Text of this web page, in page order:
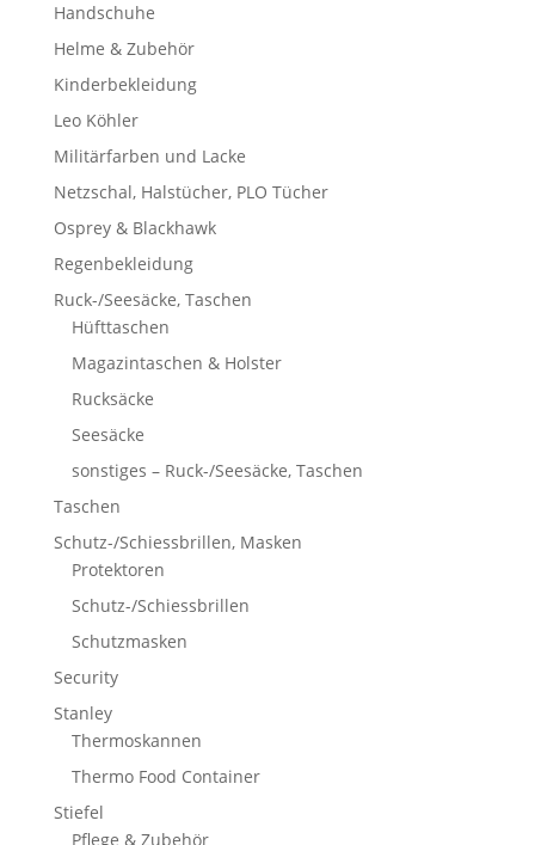
Handschuhe
Helme & Zubehör
Kinderbekleidung
Leo Köhler
Militärfarben und Lacke
Netzschal, Halstücher, PLO Tücher
Osprey & Blackhawk
Regenbekleidung
Ruck-/Seesäcke, Taschen
Hüfttaschen
Magazintaschen & Holster
Rucksäcke
Seesäcke
sonstiges – Ruck-/Seesäcke, Taschen
Taschen
Schutz-/Schiessbrillen, Masken
Protektoren
Schutz-/Schiessbrillen
Schutzmasken
Security
Stanley
Thermoskannen
Thermo Food Container
Stiefel
Pflege & Zubehör